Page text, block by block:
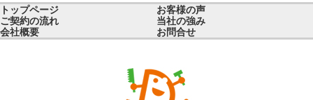
トップページ
お客様の声
ご契約の流れ
当社の強み
会社概要
お問合せ